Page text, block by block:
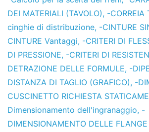
DEI MATERIALI (TAVOLO), -CORREIA
cinghie di distribuzione, -CINTURE
CINTURE Vantaggi, -CRITERI DI
DI PRESSIONE, -CRITERI DI
DETRAZIONE DELLE FORMULE, -
DISTANZA DI TAGLIO (GRAFICO), -
CUSCINETTO RICHIESTA
Dimensionamento dell'ingranaggio, -
DIMENSIONAMENTO DELLE